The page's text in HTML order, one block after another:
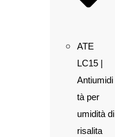
ATE
LC15 |
Antiumidi
tà per
umidità di
risalita